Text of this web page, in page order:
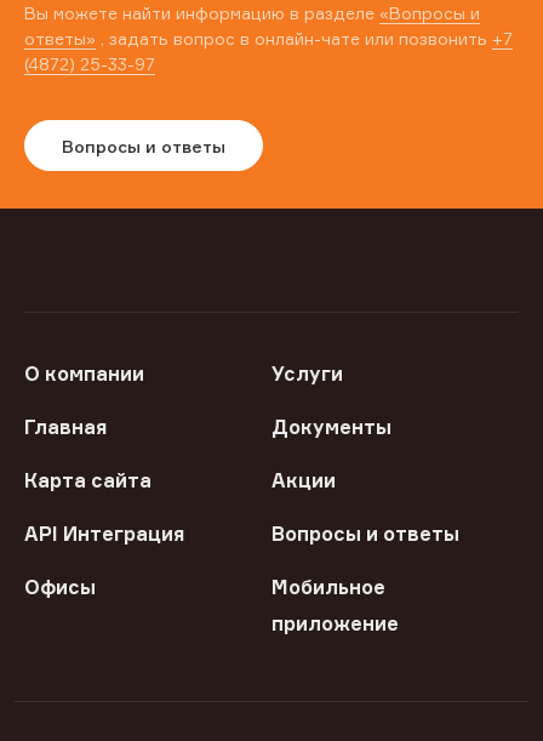
Вы можете найти информацию в разделе «Вопросы и
ответы» , задать вопрос в онлайн-чате или позвонить +7
(4872) 25-33-97
Вопросы и ответы
О компании Услуги
Главная Документы
Карта сайта Акции
API Интеграция Вопросы и ответы
Офисы
Мобильное
приложение